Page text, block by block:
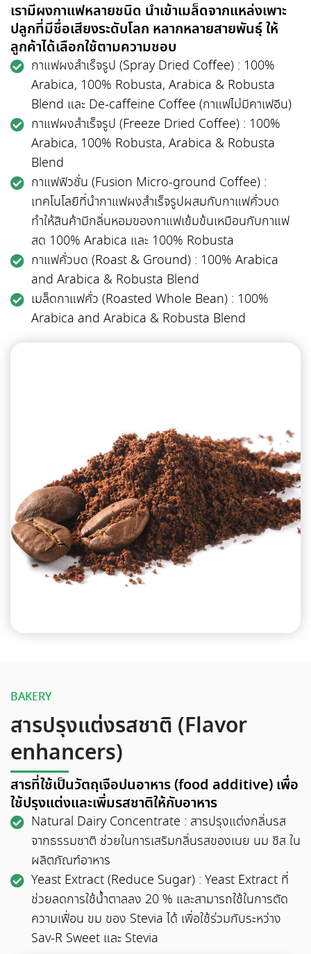
เรามีผงกาแฟหลายชนิด นำเข้าเมล็ดจากแหล่งเพาะ
ปลูกที่มีชื่อเสียงระดับโลก หลากหลายสายพันธุ์ ให้
ลูกค้าได้เลือกใช้ตามความชอบ
กาแฟผงสำเร็จรูป (Spray Dried Coffee) : 100%
Arabica, 100% Robusta, Arabica & Robusta
Blend และ De-caffeine Coffee (กาแฟไม่มีคาเฟอีน)
กาแฟผงสำเร็จรูป (Freeze Dried Coffee) : 100%
Arabica, 100% Robusta, Arabica & Robusta
Blend
กาแฟฟิวชั่น (Fusion Micro-ground Coffee) :
เทคโนโลยีที่นำกาแฟผงสำเร็จรูปผสมกับกาแฟคั่วบด
ทำให้สินค้ามีกลิ่นหอมของกาแฟเข้มข้นเหมือนกับกาแฟ
สด 100% Arabica และ 100% Robusta
กาแฟคั่วบด (Roast & Ground) : 100% Arabica
and Arabica & Robusta Blend
เมล็ดกาแฟคั่ว (Roasted Whole Bean) : 100%
Arabica and Arabica & Robusta Blend
BAKERY
สารปรุงแต่งรสชาติ (Flavor
enhancers)
สารที่ใช้เป็นวัตถุเจือปนอาหาร (food additive) เพื่อ
ใช้ปรุงแต่งและเพิ่มรสชาติให้กับอาหาร
Natural Dairy Concentrate : สารปรุงแต่งกลิ่นรส
จากธรรมชาติ ช่วยในการเสริมกลิ่นรสของเนย นม ชีส ใน
ผลิตภัณฑ์อาหาร
Yeast Extract (Reduce Sugar) : Yeast Extract ที่
ช่วยลดการใช้น้ำตาลลง 20 % และสามารถใช้ในการตัด
ความเฟื่อน ขม ของ Stevia ได้ เพื่อใช้ร่วมกับระหว่าง
Sav-R Sweet และ Stevia